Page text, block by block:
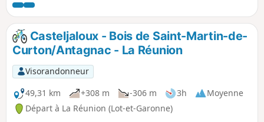
Casteljaloux - Bois de Saint-Martin-de-
Curton/Antagnac - La Réunion
Visorandonneur
49,31 km
+308 m -306 m 3h
Moyenne
Départ à La Réunion (Lot-et-Garonne)